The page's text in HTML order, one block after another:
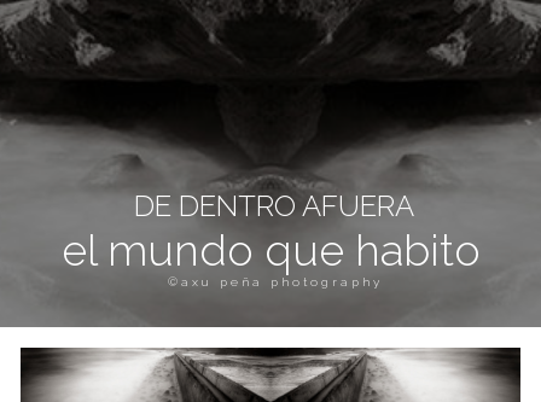
DE DENTRO AFUERA
el mundo que habito
©axu peña photography